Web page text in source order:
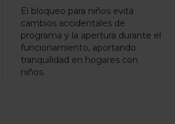
El bloqueo para niños evita
cambios accidentales de
programa y la apertura durante el
funcionamiento, aportando
tranquilidad en hogares con
niños.